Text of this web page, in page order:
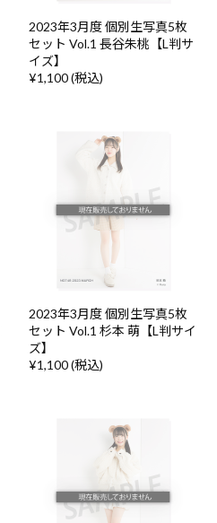
2023年3月度 個別生写真5枚
セット Vol.1 長谷朱桃【L判サ
イズ】
¥1,100 (税込)
2023年3月度 個別生写真5枚
セット Vol.1 杉本 萌【L判サイ
ズ】
¥1,100 (税込)